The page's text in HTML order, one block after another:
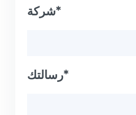
شركة*
رسالتك*